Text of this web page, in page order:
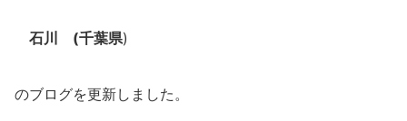
石川 (千葉県)
のブログを更新しました。